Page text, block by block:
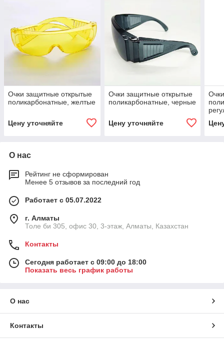
Очки защитные открытые
поликарбонатные, желтые
Цену уточняйте
Очки защитные открытые
поликарбонатные, черные
Цену уточняйте
О нас
Рейтинг не сформирован
Менее 5 отзывов за последний год
Работает с 05.07.2022
г. Алматы
Толе би 305, офис 30, 3-этаж, Алматы, Казахстан
Контакты
Сегодня работает с 09:00 до 18:00
Показать весь график работы
О нас
Контакты